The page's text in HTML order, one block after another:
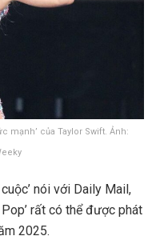
mạnh’ của Taylor Swift. Ảnh:
nói với Daily Mail,
rất có thể được phát
2025.